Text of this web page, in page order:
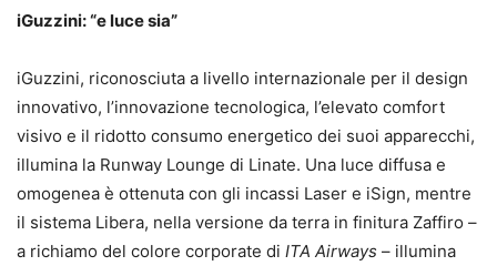
iGuzzini: “e luce sia”
iGuzzini, riconosciuta a livello internazionale per il design
innovativo, l’innovazione tecnologica, l’elevato comfort
visivo e il ridotto consumo energetico dei suoi apparecchi,
illumina la Runway Lounge di Linate. Una luce diffusa e
omogenea è ottenuta con gli incassi Laser e iSign, mentre
il sistema Libera, nella versione da terra in finitura Zaffiro –
a richiamo del colore corporate di ITA Airways – illumina